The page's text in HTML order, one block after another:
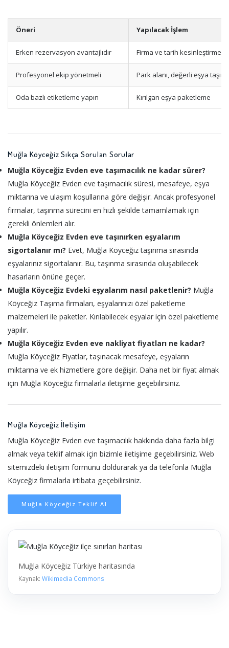
Öneri Yapılacak İşlem
Erken rezervasyon avantajlıdır Firma ve tarih kesinleştirme
Profesyonel ekip yönetmeli Park alanı, değerli eşya
Oda bazlı etiketleme yapın Kırılgan eşya paketleme
Muğla Köyceğiz Sıkça Sorulan Sorular
Muğla Köyceğiz Evden eve taşımacılık ne kadar sürer?
Muğla Köyceğiz Evden eve taşımacılık süresi, mesafeye, eşya
miktarına ve ulaşım koşullarına göre değişir. Ancak profesyonel
firmalar, taşınma sürecini en hızlı şekilde tamamlamak için
gerekli önlemleri alır.
Muğla Köyceğiz Evden eve taşınırken eşyalarım
sigortalanır mı? Evet, Muğla Köyceğiz taşınma sırasında
eşyalarınız sigortalanır. Bu, taşınma sırasında oluşabilecek
hasarların önüne geçer.
Muğla Köyceğiz Evdeki eşyalarım nasıl paketlenir? Muğla
Köyceğiz Taşıma firmaları, eşyalarınızı özel paketleme
malzemeleri ile paketler. Kırılabilecek eşyalar için özel paketleme
yapılır.
Muğla Köyceğiz Evden eve nakliyat fiyatları ne kadar?
Muğla Köyceğiz Fiyatlar, taşınacak mesafeye, eşyaların
miktarına ve ek hizmetlere göre değişir. Daha net bir fiyat almak
için Muğla Köyceğiz firmalarla iletişime geçebilirsiniz.
Muğla Köyceğiz İletişim
Muğla Köyceğiz Evden eve taşımacılık hakkında daha fazla bilgi
almak veya teklif almak için bizimle iletişime geçebilirsiniz. Web
sitemizdeki iletişim formunu doldurarak ya da telefonla Muğla
Köyceğiz firmalarla irtibata geçebilirsiniz.
Muğla Köyceğiz Teklif Al
Muğla Köyceğiz Türkiye haritasında
Kaynak: Wikimedia Commons